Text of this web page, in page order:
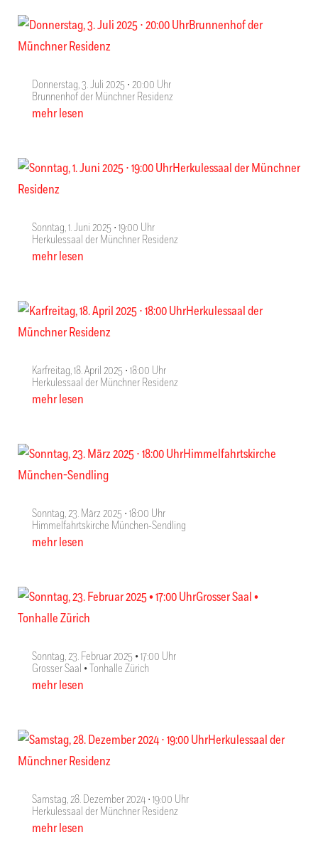
Donnerstag, 3. Juli 2025 ∙ 20:00 Uhr
Brunnenhof der Münchner Residenz
mehr lesen
Sonntag, 1. Juni 2025 ∙ 19:00 Uhr
Herkulessaal der Münchner Residenz
mehr lesen
Karfreitag, 18. April 2025 ∙ 18:00 Uhr
Herkulessaal der Münchner Residenz
mehr lesen
Sonntag, 23. März 2025 ∙ 18:00 Uhr
Himmelfahrtskirche München-Sendling
mehr lesen
Sonntag, 23. Februar 2025 • 17:00 Uhr
Grosser Saal • Tonhalle Zürich
mehr lesen
Samstag, 28. Dezember 2024 ∙ 19:00 Uhr
Herkulessaal der Münchner Residenz
mehr lesen